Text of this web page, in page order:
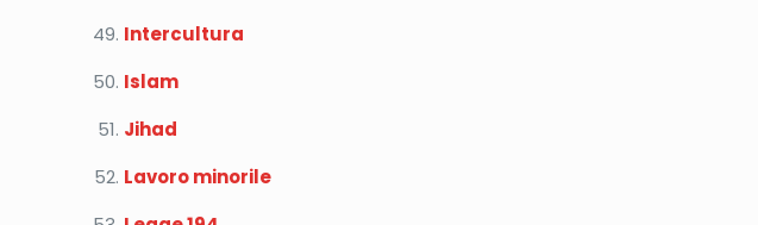
Intercultura
Islam
Jihad
Lavoro minorile